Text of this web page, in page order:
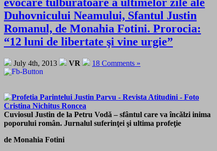
Duhovnicului Neamului, Sfantul Justin
Romanul, de Monahia Fotini. Prorocia:
“12 luni de libertate şi vine urgie”
July 4th, 2013 VR 18 Comments »
Cuviosul Justin de la Petru Vodă – sfântul care va încălzi inima
poporului român. Jurnalul suferinţei şi ultima profeţie
de Monahia Fotini